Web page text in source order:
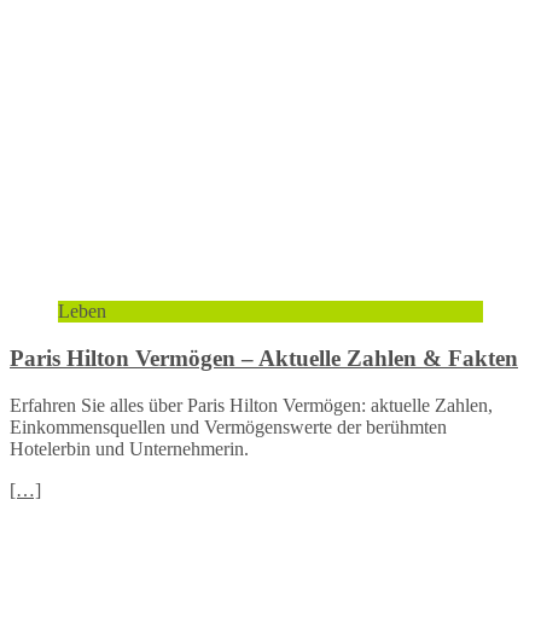
Leben
Paris Hilton Vermögen – Aktuelle Zahlen & Fakten
Erfahren Sie alles über Paris Hilton Vermögen: aktuelle Zahlen,
Einkommensquellen und Vermögenswerte der berühmten
Hotelerbin und Unternehmerin.
[…]